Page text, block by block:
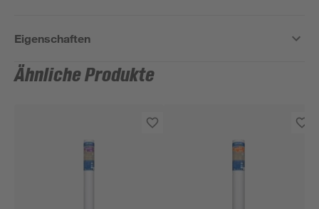
Eigenschaften
Ähnliche Produkte